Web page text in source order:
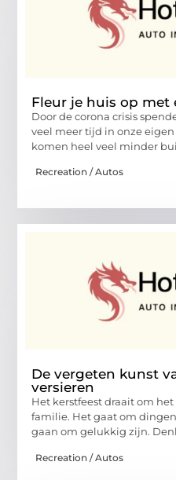
Fleur je huis op met
Door de corona crisis
veel meer tijd in onze
komen heel veel minder
Recreation / Autos
De vergeten kunst
versieren
Het kerstfeest draait om
familie. Het gaat om
gaan om gelukkig zijn.
Recreation / Autos